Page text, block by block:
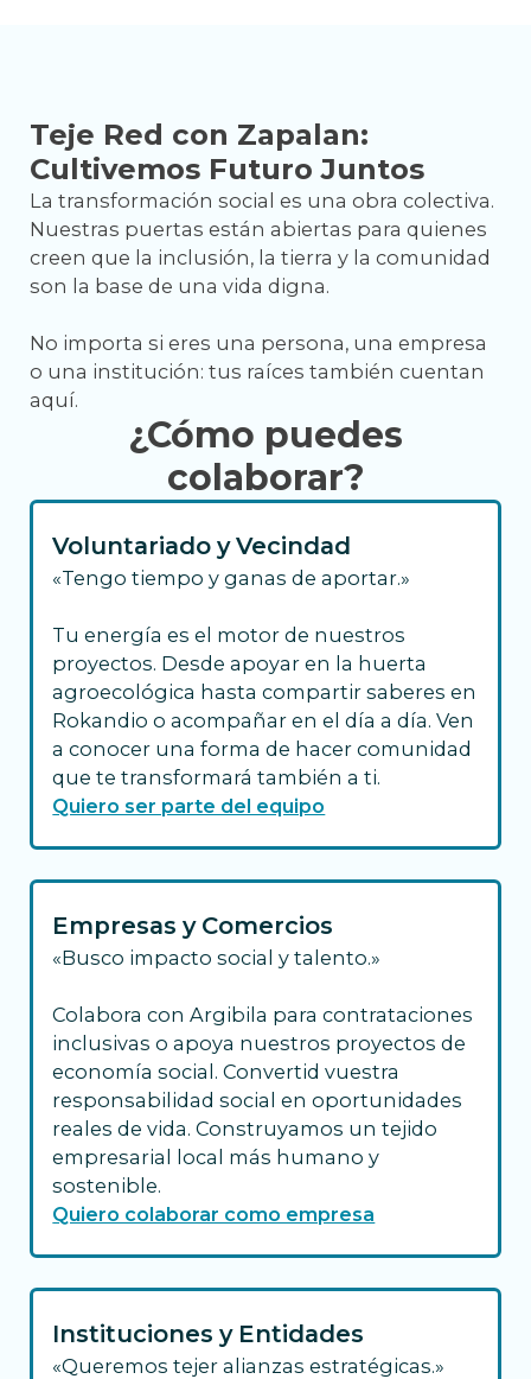
Teje Red con Zapalan:
Cultivemos Futuro Juntos
La transformación social es una obra colectiva.
Nuestras puertas están abiertas para quienes
creen que la inclusión, la tierra y la comunidad
son la base de una vida digna.
No importa si eres una persona, una empresa
o una institución: tus raíces también cuentan
aquí.
¿Cómo puedes
colaborar?
Voluntariado y Vecindad
«Tengo tiempo y ganas de aportar.»
Tu energía es el motor de nuestros
proyectos. Desde apoyar en la huerta
agroecológica hasta compartir saberes en
Rokandio o acompañar en el día a día. Ven
a conocer una forma de hacer comunidad
que te transformará también a ti.
Quiero ser parte del equipo
Empresas y Comercios
«Busco impacto social y talento.»
Colabora con Argibila para contrataciones
inclusivas o apoya nuestros proyectos de
economía social. Convertid vuestra
responsabilidad social en oportunidades
reales de vida. Construyamos un tejido
empresarial local más humano y
sostenible.
Quiero colaborar como empresa
Instituciones y Entidades
«Queremos tejer alianzas estratégicas.»